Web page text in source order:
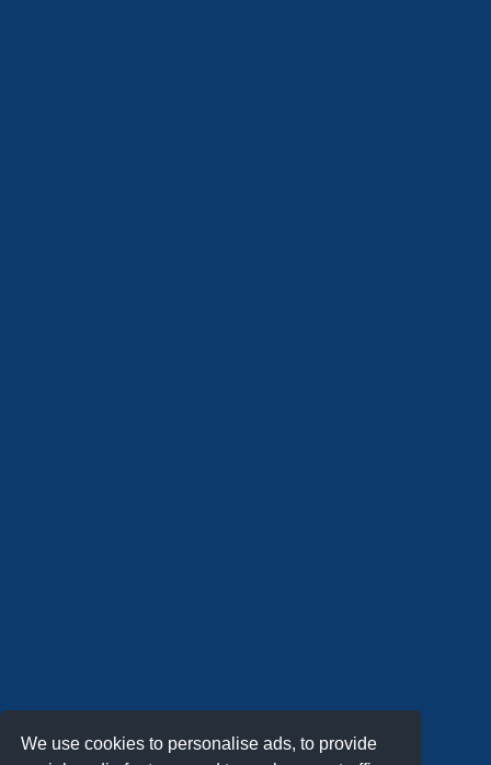
We use cookies to personalise ads, to provide